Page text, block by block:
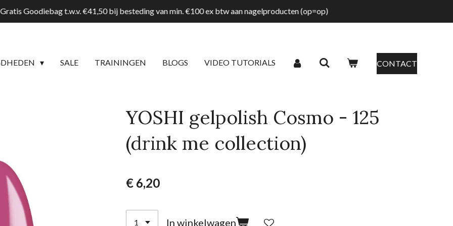
Goodiebag t.w.v. €41,50 bij besteding van min. €100 ex btw aan nagelproducten (op=op)
SALE TRAININGEN BLOGS VIDEO TUTORIALS CONTACT
YOSHI gelpolish Cosmo - 125
(drink me collection)
€ 6,20
In winkelwagen